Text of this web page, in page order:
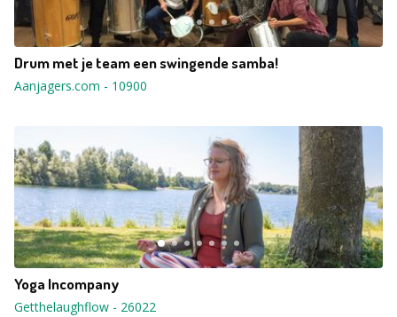
Drum met je team een swingende samba!
Aanjagers.com - 10900
Yoga Incompany
Getthelaughflow - 26022